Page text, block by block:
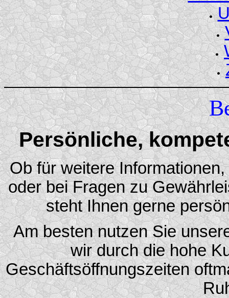
Persönliche,
Ob für weitere
oder bei Fragen zu
steht Ihnen gerne
Am besten nutzen Sie
wir durch die hohe
Geschäftsöffnungszeiten